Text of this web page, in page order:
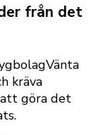
från det
Vänta
kräva
göra det